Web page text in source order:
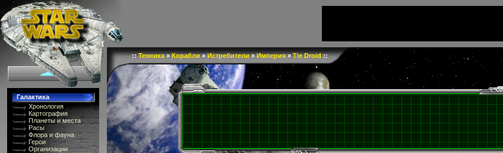
Галактика
Хронология
Картография
Планеты и места
Расы
Флора и фауна
Герои
Организации
::Техника»Корабли»Истребители»Империя»Tie Droid::